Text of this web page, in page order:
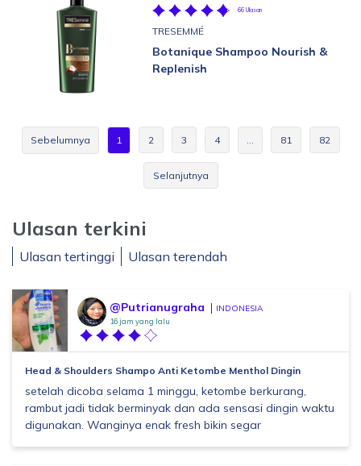
66 Ulasan
TRESEMMÉ
Botanique Shampoo Nourish &
Replenish
Sebelumnya 1 2 3 4 … 81 82
Selanjutnya
Ulasan terkini
Ulasan tertinggi Ulasan terendah
@Putrianugraha INDONESIA
16 jam yang lalu
Head & Shoulders Shampo Anti Ketombe Menthol Dingin
setelah dicoba selama 1 minggu, ketombe berkurang,
rambut jadi tidak berminyak dan ada sensasi dingin waktu
digunakan. Wanginya enak fresh bikin segar